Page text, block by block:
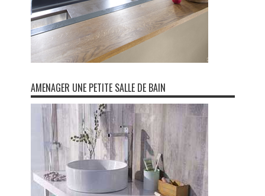
AMENAGER UNE PETITE SALLE DE BAIN